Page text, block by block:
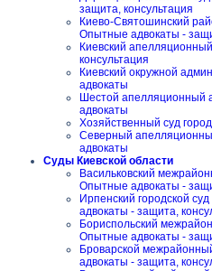
защита, консультация
Киево-Святошинский
Опытные адвокаты -
Киевский
консультация
Киевский окружной
адвокаты
Шестой апелляционный
адвокаты
Хозяйственный суд
Северный
адвокаты
Суды Киевской области
Васильковский
Опытные адвокаты -
Ирпенский городской
адвокаты - защита,
Бориспольский
Опытные адвокаты -
Броварской
адвокаты - защита,